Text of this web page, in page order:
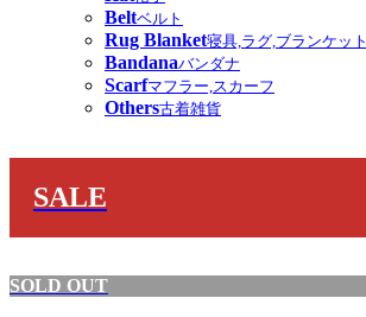
Beltベルト
Rug Blanket寝具,ラグ,ブランケット
Bandanaバンダナ
Scarfマフラー,スカーフ
Others古着雑貨
SALE
SOLD OUT